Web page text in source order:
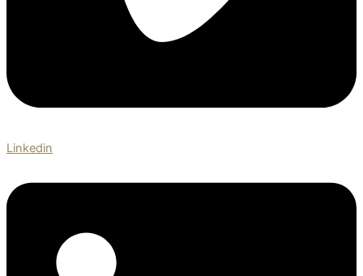
Linkedin